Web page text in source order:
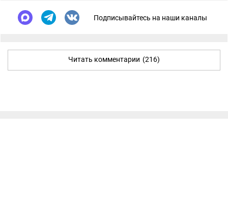
Подписывайтесь на наши каналы
Читать комментарии (216)